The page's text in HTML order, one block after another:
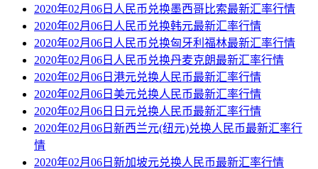
2020年02月06日人民币兑换墨西哥比索最新汇率行情
2020年02月06日人民币兑换韩元最新汇率行情
2020年02月06日人民币兑换匈牙利福林最新汇率行情
2020年02月06日人民币兑换丹麦克朗最新汇率行情
2020年02月06日港元兑换人民币最新汇率行情
2020年02月06日美元兑换人民币最新汇率行情
2020年02月06日日元兑换人民币最新汇率行情
2020年02月06日新西兰元(纽元)兑换人民币最新汇率行
情
2020年02月06日新加坡元兑换人民币最新汇率行情